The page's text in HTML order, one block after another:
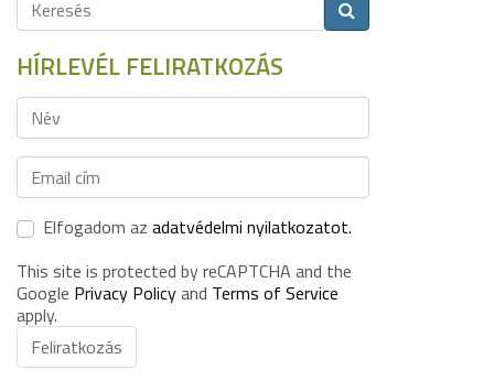
HÍRLEVÉL FELIRATKOZÁS
Elfogadom az adatvédelmi nyilatkozatot.
This site is protected by reCAPTCHA and the
Google Privacy Policyand Terms of Service
apply.
Feliratkozás